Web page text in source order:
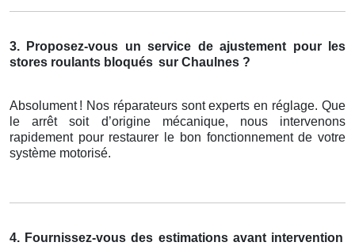
3. Proposez-vous un service de ajustement pour les
stores roulants bloqués sur Chaulnes ?
Absolument ! Nos réparateurs sont experts en réglage. Que
le arrêt soit d’origine mécanique, nous intervenons
rapidement pour restaurer le bon fonctionnement de votre
système motorisé.
4. Fournissez-vous des estimations avant intervention